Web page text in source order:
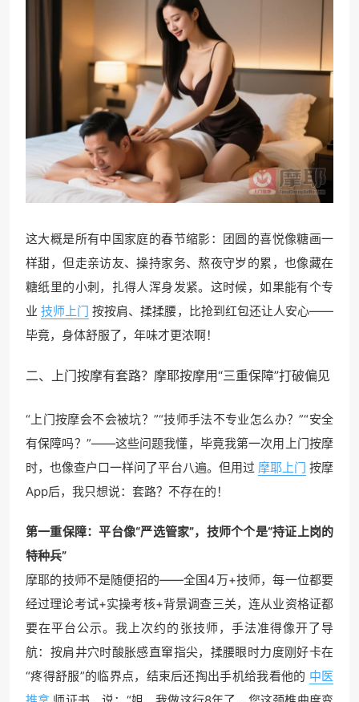
这大概是所有中国家庭的春节缩影：团圆的喜悦像糖画一
样甜，但走亲访友、操持家务、熬夜守岁的累，也像藏在
糖纸里的小刺，扎得人浑身发紧。这时候，如果能有个专
业 技师上门 按按肩、揉揉腰，比抢到红包还让人安心——
毕竟，身体舒服了，年味才更浓啊！
二、 上门按摩有套路？摩耶按摩用“三重保障”打破偏见
“上门按摩会不会被坑？”“技师手法不专业怎么办？”“安全
有保障吗？”——这些问题我懂，毕竟我第一次用上门按摩
时，也像查户口一样问了平台八遍。但用过 摩耶上门 按摩
App后，我只想说：套路？不存在的！
第一重保障：平台像“严选管家”，技师个个是“持证上岗的
特种兵”
摩耶的技师不是随便招的——全国4万+技师，每一位都要
经过理论考试+实操考核+背景调查三关，连从业资格证都
要在平台公示。我上次约的张技师，手法准得像开了导
航：按肩井穴时酸胀感直窜指尖，揉腰眼时力度刚好卡在
“疼得舒服”的临界点，结束后还掏出手机给我看他的 中医